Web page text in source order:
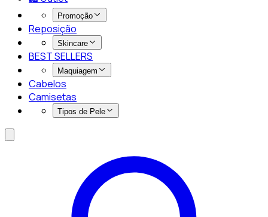
Promoção
Reposição
Skincare
BEST SELLERS
Maquiagem
Cabelos
Camisetas
Tipos de Pele